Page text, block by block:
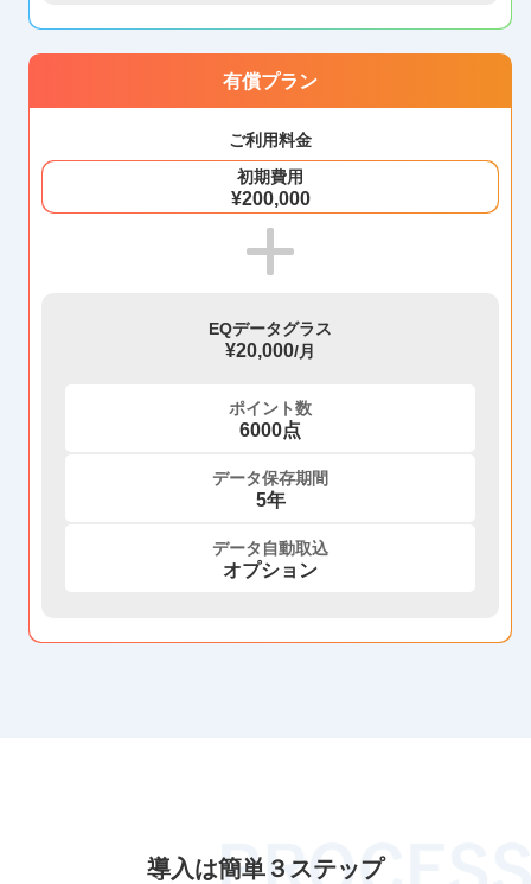
有償プラン
ご利用料金
初期費用
¥200,000
EQデータグラス
¥20,000/月
ポイント数
6000点
データ保存期間
5年
データ自動取込
オプション
導入は簡単３ステップ